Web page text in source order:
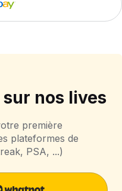
nos lives
première
plateformes de
PSA, ...)